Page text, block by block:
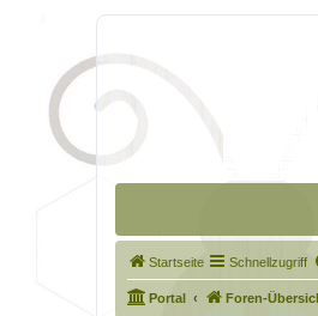
Startseite Schnellzugriff
Portal Foren-